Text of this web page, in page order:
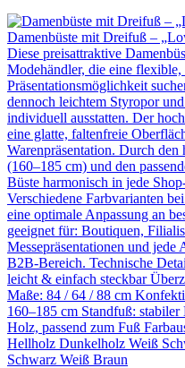
Damenbüste mit Dreifuß –
Diese preisattraktive
Modehändler, die eine
Präsentationsmöglichkeit
dennoch leichtem Styropor
individuell ausstatten. Der
eine glatte, faltenfreie
Warenpräsentation. Durch
(160–185 cm) und den
Büste harmonisch in jede
Verschiedene Farbvarianten
eine optimale Anpassung an
geeignet für: Boutiquen,
Messepräsentationen und
B2B-Bereich. Technische
leicht & einfach steckbar
Maße: 84 / 64 / 88 cm
160–185 cm Standfuß:
Holz, passend zum Fuß
Hellholz Dunkelholz Weiß
Schwarz Weiß Braun